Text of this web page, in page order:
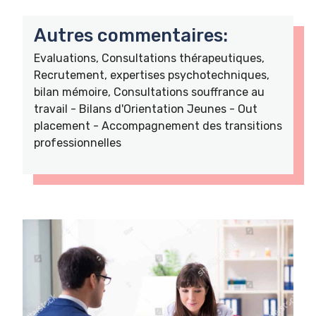
Autres commentaires:
Evaluations, Consultations thérapeutiques,
Recrutement, expertises psychotechniques,
bilan mémoire, Consultations souffrance au
travail - Bilans d'Orientation Jeunes - Out
placement - Accompagnement des transitions
professionnelles